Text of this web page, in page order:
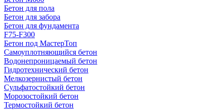
Бетон для пола
Бетон для забора
Бетон для фундамента
F75-F300
Бетон под МастерТоп
Самоуплотняющийся бетон
Водонепроницаемый бетон
Гидротехнический бетон
Мелкозернистый бетон
Сульфатостойкий бетон
Морозостойкий бетон
Термостойкий бетон